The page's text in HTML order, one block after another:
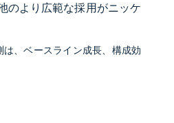
のより広範な採用がニッケ
、ベースライン成長、構成効